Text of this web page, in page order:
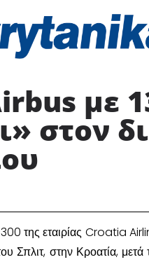
με
στον
της εταιρίας Croatia
Σπλιτ, στην Κροατία,